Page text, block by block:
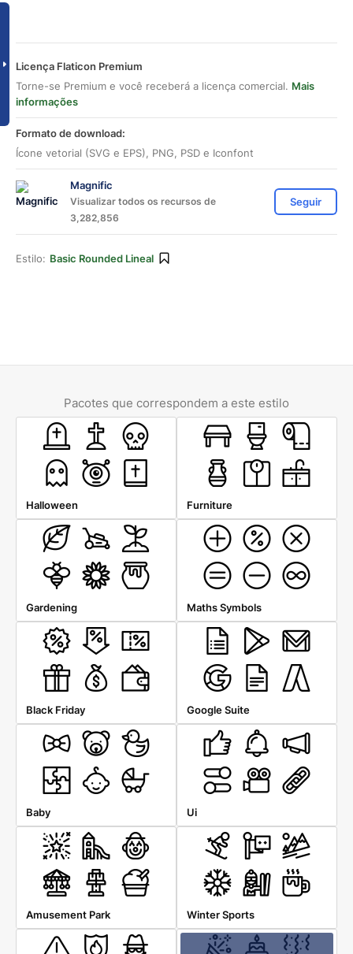
Licença Flaticon Premium
Torne-se Premium e você receberá a licença comercial. Mais
informações
Formato de download:
Ícone vetorial (SVG e EPS), PNG, PSD e Iconfont
Magnific
Visualizar todos os recursos de
3,282,856
Seguir
Estilo: Basic Rounded Lineal
Pacotes que correspondem a este estilo
Halloween Furniture
Gardening Maths Symbols
Black Friday Google Suite
Baby Ui
Amusement Park Winter Sports